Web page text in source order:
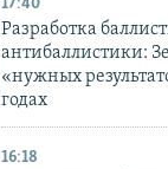
17:40
Разработка
антибаллистики:
«нужных
годах
16:18